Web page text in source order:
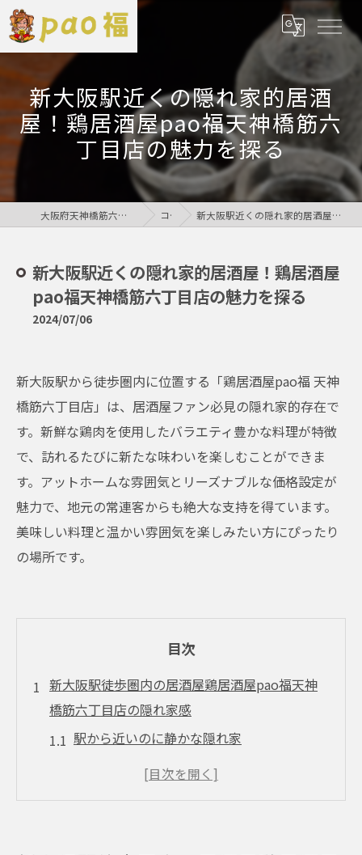
新大阪駅近くの隠れ家的居酒
屋！鶏居酒屋pao福天神橋筋六
丁目店の魅力を探る
大阪府天神橋筋六丁目の居酒屋なら鶏居酒屋pao福 コラム 新大阪駅近くの隠れ家的居酒屋！鶏居酒屋pao福天神橋筋六丁目店の魅力を探る
新大阪駅近くの隠れ家的居酒屋！鶏居酒屋
pao福天神橋筋六丁目店の魅力を探る
2024/07/06
新大阪駅から徒歩圏内に位置する「鶏居酒屋pao福 天神
橋筋六丁目店」は、居酒屋ファン必見の隠れ家的存在で
す。新鮮な鶏肉を使用したバラエティ豊かな料理が特徴
で、訪れるたびに新たな味わいを楽しむことができま
す。アットホームな雰囲気とリーズナブルな価格設定が
魅力で、地元の常連客からも絶大な支持を得ています。
美味しい料理と温かい雰囲気を楽しみたい方にぴったり
の場所です。
目次
新大阪駅徒歩圏内の居酒屋鶏居酒屋pao福天神
橋筋六丁目店の隠れ家感
駅から近いのに静かな隠れ家
素晴らしい立地とアクセスの良さ
隠れ家的居酒屋の魅力